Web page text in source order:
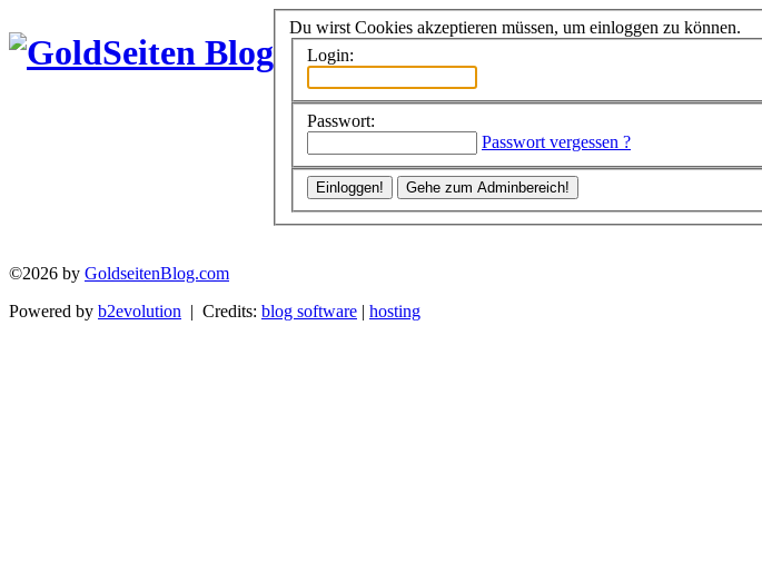
Du wirst Cookies akzeptieren müssen, um einloggen zu können.
Login:
Passwort:
Passwort vergessen ?
©2026 by GoldseitenBlog.com
Powered by b2evolution | Credits: blog software | hosting